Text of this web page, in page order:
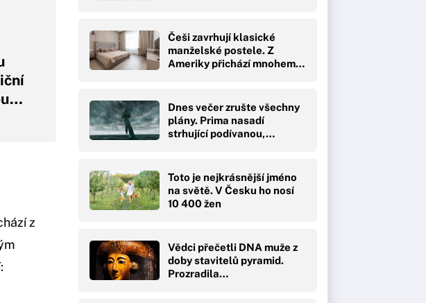
z
Češi zavrhují klasické
manželské postele. Z
Ameriky přichází mnohem…
Dnes večer zrušte všechny
plány. Prima nasadí
strhující podívanou,…
Toto je nejkrásnější jméno
na světě. V Česku ho nosí
10 400 žen
Vědci přečetli DNA muže z
doby stavitelů pyramid.
Prozradila…